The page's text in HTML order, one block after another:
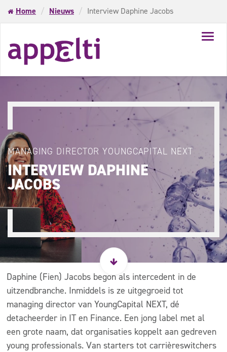
Home Nieuws Interview Daphine Jacobs
MANAGING DIRECTOR YOUNGCAPITAL NEXT
INTERVIEW DAPHINE
JACOBS
Daphine (Fien) Jacobs begon als intercedent in de
uitzendbranche. Inmiddels is ze uitgegroeid tot
managing director van YoungCapital NEXT, dé
detacheerder in IT en Finance. Een jong label met al
een grote naam, dat organisaties koppelt aan gedreven
young professionals. Van starters tot carrièreswitchers